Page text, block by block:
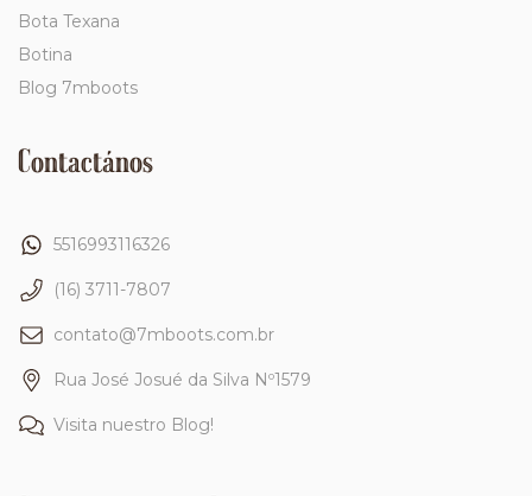
Bota Texana
Botina
Blog 7mboots
Contactános
5516993116326
(16) 3711-7807
contato@7mboots.com.br
Rua José Josué da Silva Nº1579
Visita nuestro Blog!